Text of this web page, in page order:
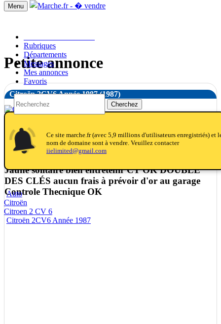
Menu
Rubriques
Départements
Messages
Mes annonces
Favoris
Cherchez
notifications
notifications
Ce site marche.fr (avec 5,9 millions d'utilisateurs enregistriés) et
nom de domaine sont à vendre. Veuillez contacter
iielimited@gmail.com
Auto
Citroën
Citroen 2 CV 6
Citroën 2CV6 Année 1987
Petite annonce
Citroën 2CV6 Année 1987(1987)
Citroën 2CV6 Année 1987 (1987) 72950 KM
Citroën kilomètres Boîte de vitesses Manuel
Jaune solitaire bien entretenir CT OK DOUBLE
DES CLÉS aucun frais à prévoir d'or au garage
Controle Thecnique OK